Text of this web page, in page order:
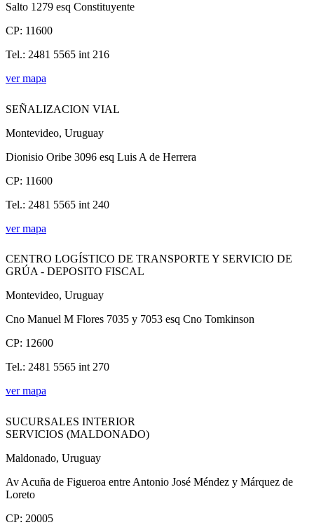
Salto 1279 esq Constituyente
CP: 11600
Tel.: 2481 5565 int 216
ver mapa
SEÑALIZACION VIAL
Montevideo, Uruguay
Dionisio Oribe 3096 esq Luis A de Herrera
CP: 11600
Tel.: 2481 5565 int 240
ver mapa
CENTRO LOGÍSTICO DE TRANSPORTE Y SERVICIO DE
GRÚA - DEPOSITO FISCAL
Montevideo, Uruguay
Cno Manuel M Flores 7035 y 7053 esq Cno Tomkinson
CP: 12600
Tel.: 2481 5565 int 270
ver mapa
SUCURSALES INTERIOR
SERVICIOS (MALDONADO)
Maldonado, Uruguay
Av Acuña de Figueroa entre Antonio José Méndez y Márquez de
Loreto
CP: 20005